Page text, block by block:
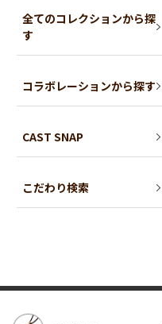
全てのコレクションから探
す
コラボレーションから探す
CAST SNAP
こだわり検索